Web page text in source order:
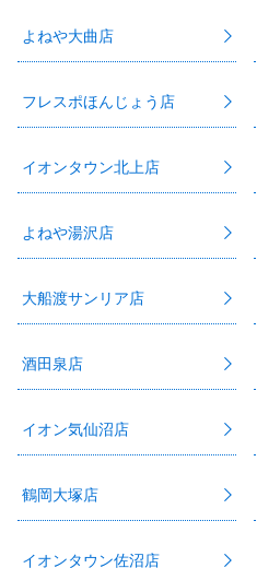
よねや大曲店
フレスポほんじょう店
イオンタウン北上店
よねや湯沢店
大船渡サンリア店
酒田泉店
イオン気仙沼店
鶴岡大塚店
イオンタウン佐沼店